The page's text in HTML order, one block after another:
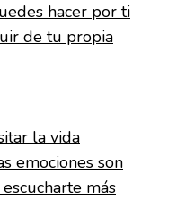
hacer por ti
de tu propia
la vida
emociones son
más